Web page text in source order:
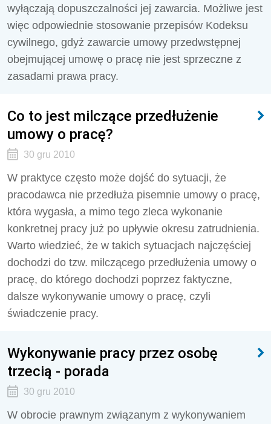
wyłączają dopuszczalności jej zawarcia. Możliwe jest
więc odpowiednie stosowanie przepisów Kodeksu
cywilnego, gdyż zawarcie umowy przedwstępnej
obejmującej umowę o pracę nie jest sprzeczne z
zasadami prawa pracy.
Co to jest milczące przedłużenie
umowy o pracę?
30 gru 2010
W praktyce często może dojść do sytuacji, że
pracodawca nie przedłuża pisemnie umowy o pracę,
która wygasła, a mimo tego zleca wykonanie
konkretnej pracy już po upływie okresu zatrudnienia.
Warto wiedzieć, że w takich sytuacjach najczęściej
dochodzi do tzw. milczącego przedłużenia umowy o
pracę, do którego dochodzi poprzez faktyczne,
dalsze wykonywanie umowy o pracę, czyli
świadczenie pracy.
Wykonywanie pracy przez osobę
trzecią - porada
30 gru 2010
W obrocie prawnym związanym z wykonywaniem